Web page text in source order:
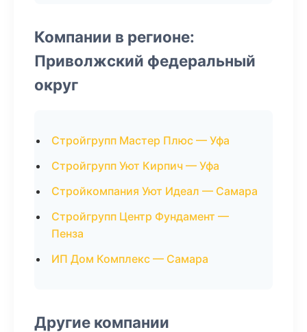
Компании в регионе:
Приволжский федеральный
округ
Стройгрупп Мастер Плюс — Уфа
Стройгрупп Уют Кирпич — Уфа
Стройкомпания Уют Идеал — Самара
Стройгрупп Центр Фундамент —
Пенза
ИП Дом Комплекс — Самара
Другие компании